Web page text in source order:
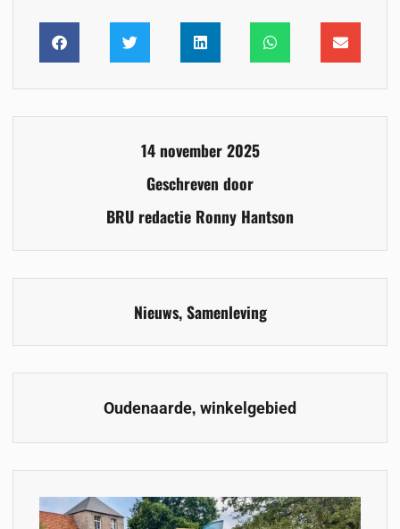
14 november 2025
Geschreven door
BRU redactie Ronny Hantson
Nieuws,Samenleving
Oudenaarde, winkelgebied